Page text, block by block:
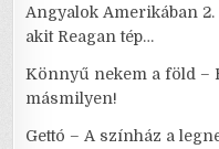
Angyalok Amerikában
akit Reagan tép…
Könnyű nekem a föld –
másmilyen!
Gettó – A színház a